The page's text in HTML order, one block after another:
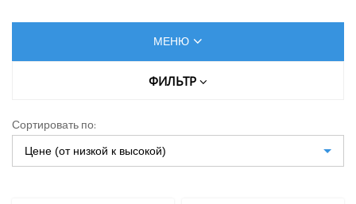
МЕНЮ
AUX
Dahatsu
Denko
ФИЛЬТР
Цена (руб.)
До
Сортировать по:
Цене (от низкой к высокой)